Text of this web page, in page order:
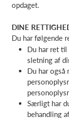
opdaget.
DINE
Du har følgende
Du har ret
sletning af
Du har
Særligt har
behandling